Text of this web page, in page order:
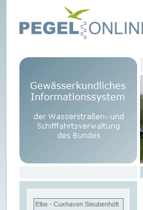
Elbe - Cuxhaven Steubenhöft